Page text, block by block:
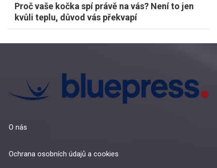
Proč vaše kočka spí právě na vás? Není to jen
kvůli teplu, důvod vás překvapí
O nás
Ochrana osobních údajů a cookies